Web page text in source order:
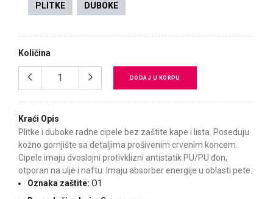
PLITKE DUBOKE
Količina
DODAJ U KORPU
Kraći Opis
Plitke i duboke radne cipele bez zaštite kape i lista. Poseduju
kožno gornjište sa detaljima prošivenim crvenim koncem.
Cipele imaju dvoslojni protivklizni antistatik PU/PU đon,
otporan na ulje i naftu. Imaju absorber energije u oblasti pete.
Oznaka zaštite: O1